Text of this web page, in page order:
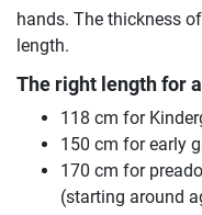
hands. The thickness
length.
The right length for
118 cm for
150 cm for early
170 cm for
(starting around